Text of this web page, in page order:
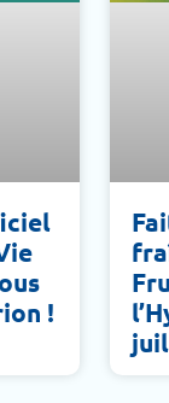
!